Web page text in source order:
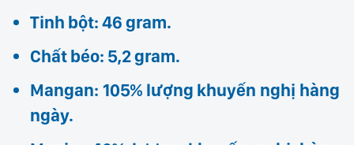
Tinh bột: 46 gram.
Chất béo: 5,2 gram.
Mangan: 105% lượng khuyến nghị hàng
ngày.